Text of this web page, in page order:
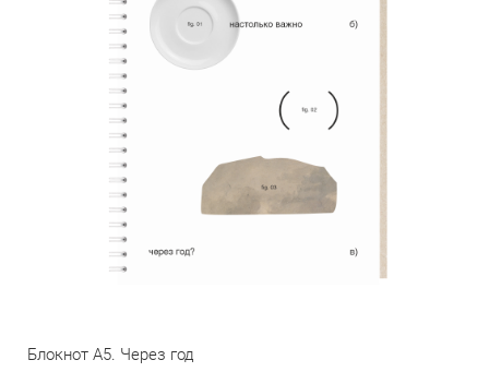
Блокнот А5. Через год